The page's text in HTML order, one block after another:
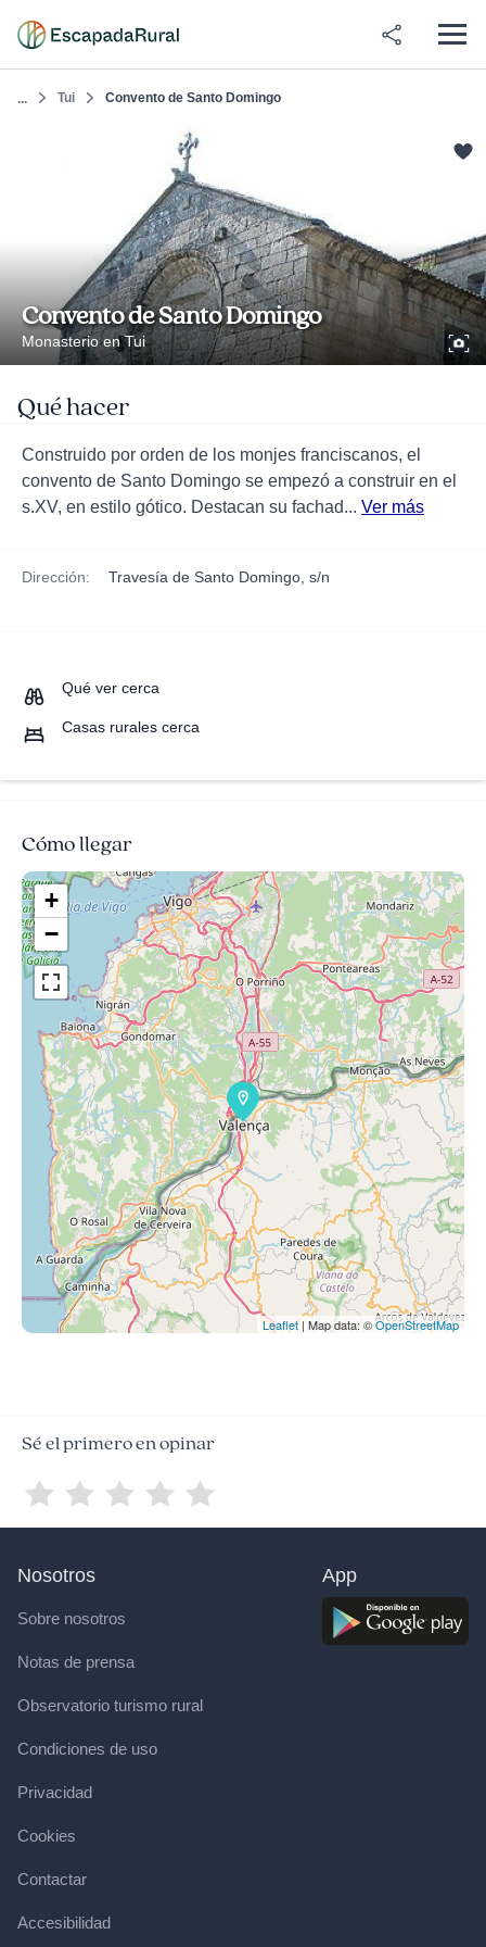
... Tui Convento de Santo Domingo
Convento de Santo Domingo
Monasterio en Tui
Qué hacer
Construido por orden de los monjes franciscanos, el
convento de Santo Domingo se empezó a construir en el
s.XV, en estilo gótico. Destacan su fachad... Ver más
Dirección: Travesía de Santo Domingo, s/n
Qué ver cerca
Casas rurales cerca
Cómo llegar
+
−
Leaflet| Map data: ©OpenStreetMap
Sé el primero en opinar
Nosotros
Sobre nosotros
Notas de prensa
Observatorio turismo rural
Condiciones de uso
Privacidad
Cookies
Contactar
Accesibilidad
App